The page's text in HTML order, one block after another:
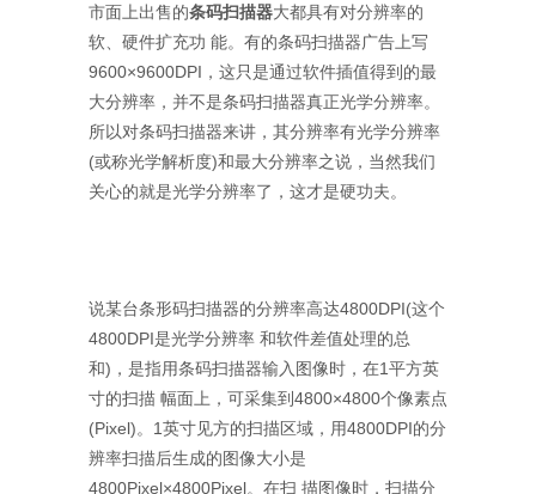
市面上出售的条码扫描器大都具有对分辨率的
软、硬件扩充功 能。有的条码扫描器广告上写
9600×9600DPI，这只是通过软件插值得到的最
大分辨率，并不是条码扫描器真正光学分辨率。
所以对条码扫描器来讲，其分辨率有光学分辨率
(或称光学解析度)和最大分辨率之说，当然我们
关心的就是光学分辨率了，这才是硬功夫。
说某台条形码扫描器的分辨率高达4800DPI(这个
4800DPI是光学分辨率 和软件差值处理的总
和)，是指用条码扫描器输入图像时，在1平方英
寸的扫描 幅面上，可采集到4800×4800个像素点
(Pixel)。1英寸见方的扫描区域，用4800DPI的分
辨率扫描后生成的图像大小是
4800Pixel×4800Pixel。在扫 描图像时，扫描分